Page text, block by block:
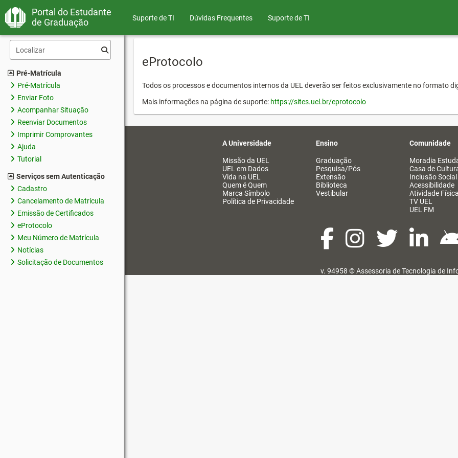
Portal do Estudante
de Graduação
Suporte de TI Dúvidas Frequentes Suporte de TI
Pré-Matrícula
Pré-Matrícula
Enviar Foto
Acompanhar Situação
Reenviar Documentos
Imprimir Comprovantes
Ajuda
Tutorial
Serviços sem Autenticação
Cadastro
Cancelamento de Matrícula
Emissão de Certificados
eProtocolo
Meu Número de Matrícula
Notícias
Solicitação de Documentos
eProtocolo
Todos os processos e documentos internos da UEL deverão ser feitos exclusivamente no formato
Mais informações na página de suporte: https://sites.uel.br/eprotocolo
A Universidade
Missão da UEL
UEL em Dados
Vida na UEL
Quem é Quem
Marca Símbolo
Política de Privacidade
Ensino
Graduação
Pesquisa/Pós
Extensão
Biblioteca
Vestibular
Comunidade
Moradia
Casa de
Inclusão Social
Acessibilidade
Atividade Física
TV UEL
UEL FM
v. 94958 ©Assessoria de Tecnologia de